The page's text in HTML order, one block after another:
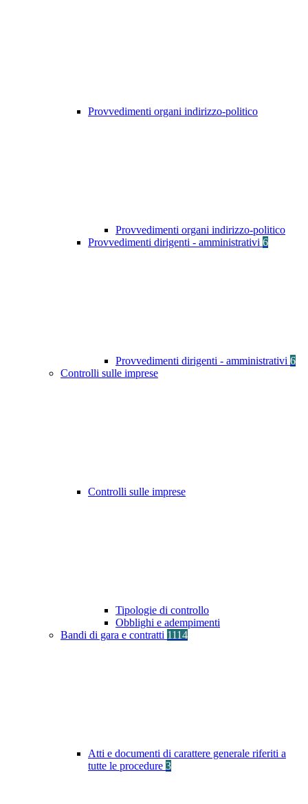
Provvedimenti organi indirizzo-politico
Provvedimenti organi indirizzo-politico
Provvedimenti dirigenti - amministrativi 6
Provvedimenti dirigenti - amministrativi 6
Controlli sulle imprese
Controlli sulle imprese
Tipologie di controllo
Obblighi e adempimenti
Bandi di gara e contratti 1114
Atti e documenti di carattere generale riferiti a
tutte le procedure 3